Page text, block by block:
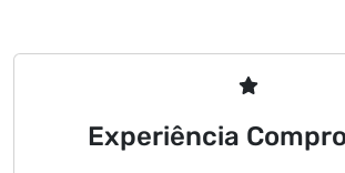
Experiência